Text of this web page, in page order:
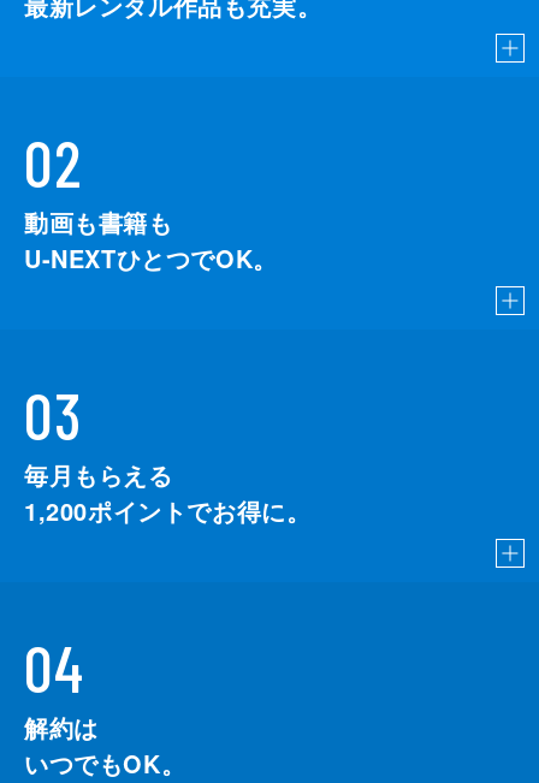
02
動画も書籍も
U-NEXTひとつでOK。
03
毎月もらえる
1,200ポイントでお得に。
04
解約は
いつでもOK。